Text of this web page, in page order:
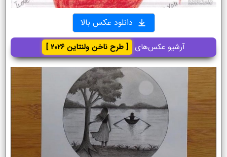
دانلود عکس بالا
آرشیو عکس‌های [ طرح ناخن ولنتاین ۲۰۲۶ ]